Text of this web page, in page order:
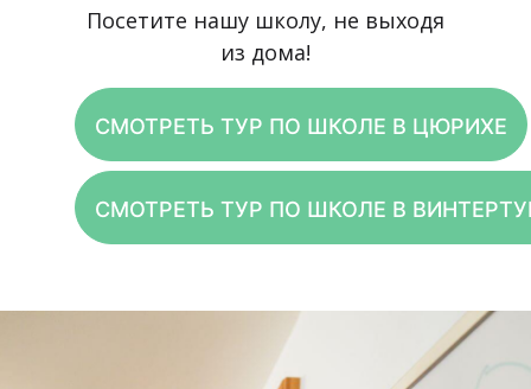
Посетите нашу школу, не выходя
из дома!
СМОТРЕТЬ ТУР ПО ШКОЛЕ В ЦЮРИХЕ
СМОТРЕТЬ ТУР ПО ШКОЛЕ В